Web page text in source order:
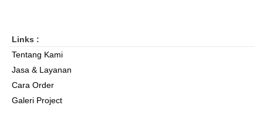
Links :
Tentang Kami
Jasa & Layanan
Cara Order
Galeri Project